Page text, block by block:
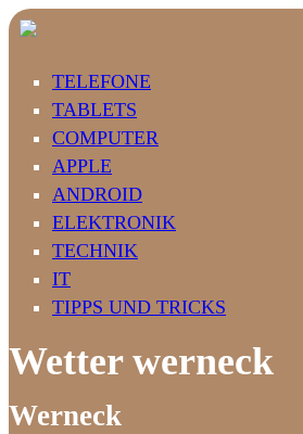
TELEFONE
TABLETS
COMPUTER
APPLE
ANDROID
ELEKTRONIK
TECHNIK
IT
TIPPS UND TRICKS
Wetter werneck
Werneck